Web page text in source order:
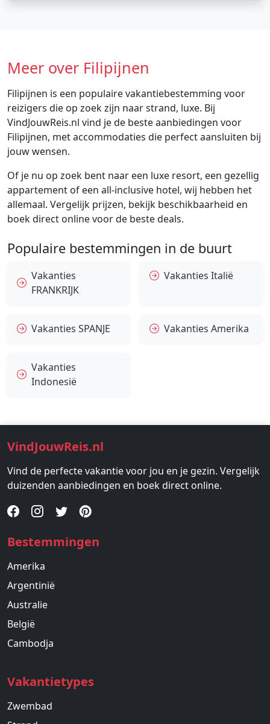
Meer over Filipijnen
Filipijnen is een populaire vakantiebestemming voor
reizigers die op zoek zijn naar strand, luxe. Bij
VindJouwReis.nl vind je de beste aanbiedingen voor
Filipijnen, met accommodaties die perfect aansluiten bij
jouw wensen.
Of je nu op zoek bent naar een luxe resort, een gezellig
appartement of een all-inclusive hotel, wij hebben het
allemaal. Vergelijk prijzen, bekijk beschikbaarheid en
boek direct online voor de beste deals.
Populaire bestemmingen in de buurt
Vakanties
FRANKRIJK
Vakanties Italië
Vakanties SPANJE Vakanties Amerika
Vakanties
Indonesië
VindJouwReis.nl
Vind de perfecte vakantie voor jou en je gezin. Vergelijk
duizenden aanbiedingen en boek direct online.
Bestemmingen
Amerika
Argentinië
Australie
België
Cambodja
Vakantietypes
Zwembad